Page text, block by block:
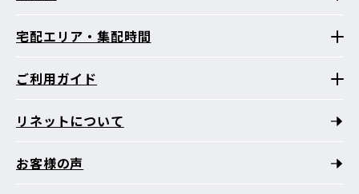
宅配エリア・集配時間
ご利用ガイド
リネットについて
お客様の声